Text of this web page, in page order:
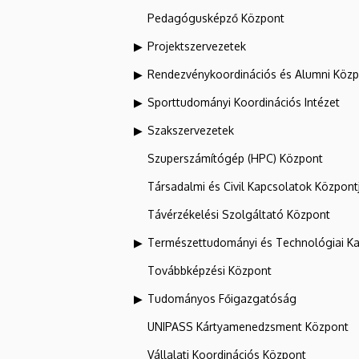
Pedagógusképző Központ
Projektszervezetek
Rendezvénykoordinációs és Alumni
Sporttudományi Koordinációs Intézet
Szakszervezetek
Szuperszámítógép (HPC) Központ
Társadalmi és Civil Kapcsolatok
Távérzékelési Szolgáltató Központ
Természettudományi és Technológiai
Továbbképzési Központ
Tudományos Főigazgatóság
UNIPASS Kártyamenedzsment Központ
Vállalati Koordinációs Központ